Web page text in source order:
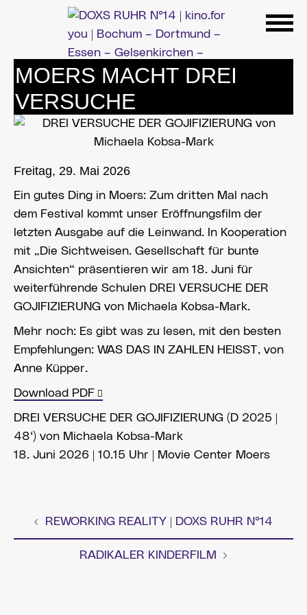
springen
MOERS MACHT DREI
VERSUCHE
Freitag, 29. Mai 2026
Ein gutes Ding in Moers: Zum dritten Mal nach
dem Festival kommt unser Eröffnungsfilm der
letzten Ausgabe auf die Leinwand. In Kooperation
mit „Die Sichtweisen. Gesellschaft für bunte
Ansichten“ präsentieren wir am 18. Juni für
weiterführende Schulen DREI VERSUCHE DER
GOJIFIZIERUNG von Michaela Kobsa-Mark.
Mehr noch: Es gibt was zu lesen, mit den besten
Empfehlungen: WAS DAS IN ZAHLEN HEISST, von
Anne Küpper.
Download PDF
DREI VERSUCHE DER GOJIFIZIERUNG (D 2025 |
48‘) von Michaela Kobsa-Mark
18. Juni 2026 | 10.15 Uhr | Movie Center Moers
REWORKING REALITY | DOXS RUHR N°14
RADIKALER KINDERFILM